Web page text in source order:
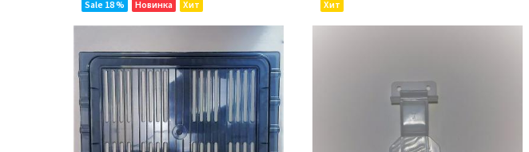
Sale 18 % Новинка Хит Хит